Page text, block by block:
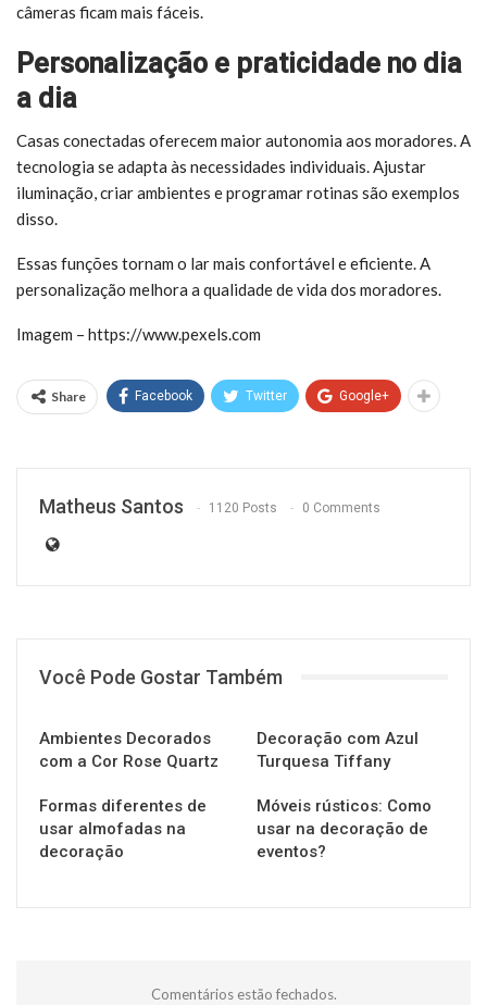
câmeras ficam mais fáceis.
Personalização e praticidade no dia
a dia
Casas conectadas oferecem maior autonomia aos moradores. A
tecnologia se adapta às necessidades individuais. Ajustar
iluminação, criar ambientes e programar rotinas são exemplos
disso.
Essas funções tornam o lar mais confortável e eficiente. A
personalização melhora a qualidade de vida dos moradores.
Imagem – https://www.pexels.com
Share Facebook Twitter Google+
Matheus Santos 1120 Posts 0 Comments
Você Pode Gostar Também
Ambientes Decorados
com a Cor Rose Quartz
Decoração com Azul
Turquesa Tiffany
Formas diferentes de
usar almofadas na
decoração
Móveis rústicos: Como
usar na decoração de
eventos?
Comentários estão fechados.